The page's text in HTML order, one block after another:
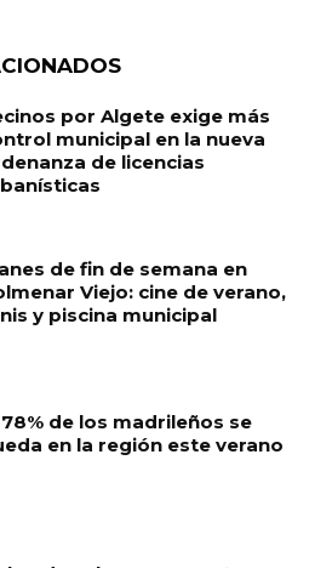
por Algete exige más
municipal en la nueva
de licencias
de fin de semana en
Viejo: cine de verano,
y piscina municipal
78% de los madrileños se
en la región este verano